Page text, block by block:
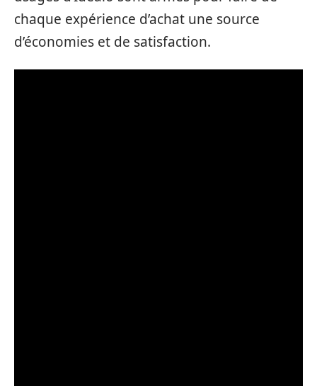
chaque expérience d’achat une source
d’économies et de satisfaction.